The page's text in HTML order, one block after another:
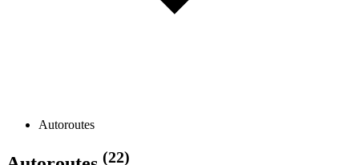
Autoroutes
(22)